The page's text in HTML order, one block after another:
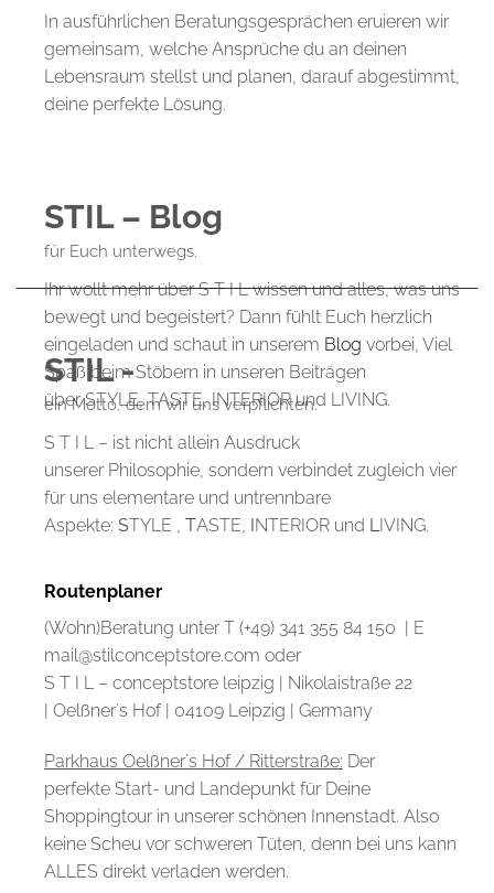
In ausführlichen Beratungsgesprächen eruieren wir
gemeinsam, welche Ansprüche du an deinen
Lebensraum stellst und planen, darauf abgestimmt,
deine perfekte Lösung.
STIL – Blog
für Euch unterwegs.
Ihr wollt mehr über S T I L wissen und alles, was uns
bewegt und begeistert? Dann fühlt Euch herzlich
eingeladen und schaut in unserem Blog vorbei, Viel
Spaß beim Stöbern in unseren Beiträgen
über STYLE, TASTE, INTERIOR und LIVING.
STIL -
ein Motto, dem wir uns verpflichten.
S T I L – ist nicht allein Ausdruck
unserer Philosophie, sondern verbindet zugleich vier
für uns elementare und untrennbare
Aspekte: STYLE , TASTE, NTERIOR und L IVING.
Routenplaner
(Wohn)Beratung unter T (+49) 341 355 84 150 | E
mail@stilconceptstore.com oder
S T I L – conceptstore leipzig | Nikolaistraße 22
| Oelßner´s Hof | 04109 Leipzig | Germany
Parkhaus Oelßner´s Hof / Ritterstraße: Der
perfekte Start- und Landepunkt für Deine
Shoppingtour in unserer schönen Innenstadt. Also
keine Scheu vor schweren Tüten, denn bei uns kann
ALLES direkt verladen werden.